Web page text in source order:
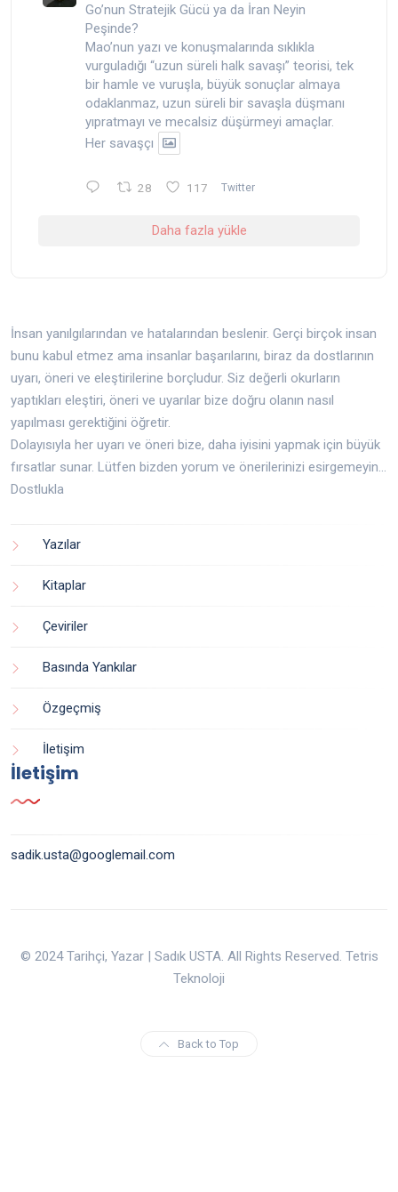
Go’nun Stratejik Gücü ya da İran Neyin
Peşinde?
Mao’nun yazı ve konuşmalarında sıklıkla
vurguladığı “uzun süreli halk savaşı” teorisi, tek
bir hamle ve vuruşla, büyük sonuçlar almaya
odaklanmaz, uzun süreli bir savaşla düşmanı
yıpratmayı ve mecalsiz düşürmeyi amaçlar.
Her savaşçı
28 117 Twitter
Daha fazla yükle
İnsan yanılgılarından ve hatalarından beslenir. Gerçi birçok insan
bunu kabul etmez ama insanlar başarılarını, biraz da dostlarının
uyarı, öneri ve eleştirilerine borçludur. Siz değerli okurların
yaptıkları eleştiri, öneri ve uyarılar bize doğru olanın nasıl
yapılması gerektiğini öğretir.
Dolayısıyla her uyarı ve öneri bize, daha iyisini yapmak için büyük
fırsatlar sunar. Lütfen bizden yorum ve önerilerinizi esirgemeyin...
Dostlukla
Yazılar
Kitaplar
Çeviriler
Basında Yankılar
Özgeçmiş
İletişim
İletişim
sadik.usta@googlemail.com
© 2024 Tarihçi, Yazar | Sadık USTA. All Rights Reserved. Tetris
Teknoloji
Back to Top